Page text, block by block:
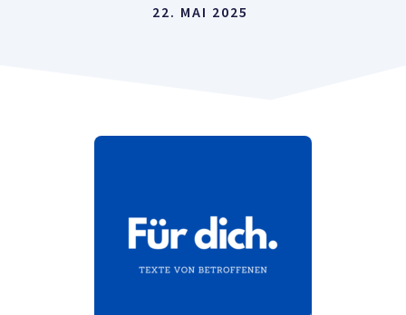
22. MAI 2025